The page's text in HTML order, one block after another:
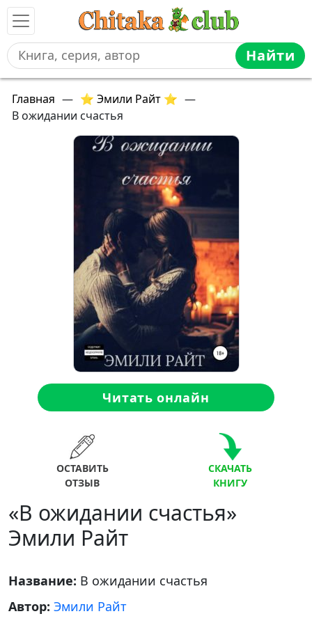
Найти
Главная — ⭐ Эмили Райт ⭐ —
В ожидании счастья
Читать онлайн
ОСТАВИТЬ
ОТЗЫВ
СКАЧАТЬ
КНИГУ
«В ожидании счастья»
Эмили Райт
Название: В ожидании счастья
Автор: Эмили Райт